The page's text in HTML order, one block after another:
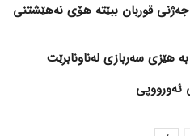
قوربان ببێتە هۆی نەهێشتنی
هێزی سەربازی لەناونابرێت
ئەورووپی